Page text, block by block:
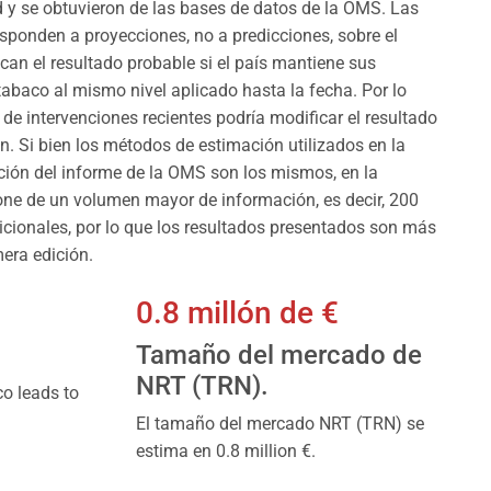
se obtuvieron de las bases de datos de la OMS. Las
a proyecciones, no a predicciones, sobre el
el resultado probable si el país mantiene sus
al mismo nivel aplicado hasta la fecha. Por lo
intervenciones recientes podría modificar el resultado
Si bien los métodos de estimación utilizados en la
del informe de la OMS son los mismos, en la
de un volumen mayor de información, es decir, 200
por lo que los resultados presentados son más
edición.
leads to
0.8 millón de €
Tamaño del mercado de
NRT (TRN).
El tamaño del mercado NRT (TRN) se
estima en 0.8 million €.